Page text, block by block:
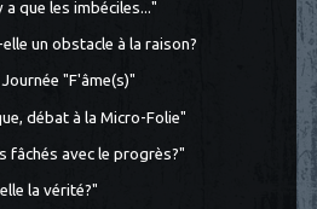
que les imbéciles..."
un obstacle à la raison?
"F'âme(s)"
débat à la Micro-Folie"
fâchés avec le progrès?"
la vérité?"